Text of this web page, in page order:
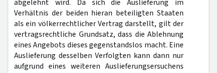
abgelehnt wird. Da sich die Auslieferung im
Verhältnis der beiden hieran beteiligten Staaten
als ein völkerrechtlicher Vertrag darstellt, gilt der
vertragsrechtliche Grundsatz, dass die Ablehnung
eines Angebots dieses gegenstandslos macht. Eine
Auslieferung desselben Verfolgten kann dann nur
aufgrund eines weiteren Auslieferungsersuchens